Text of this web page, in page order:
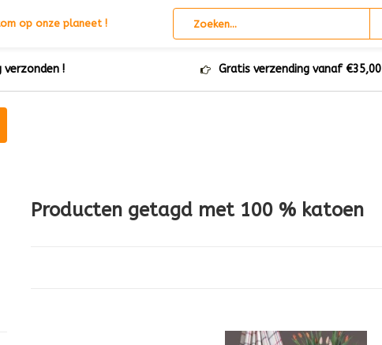
op onze planeet !
! Gratis verzending vanaf €35,00
Producten getagd met 100 % katoen